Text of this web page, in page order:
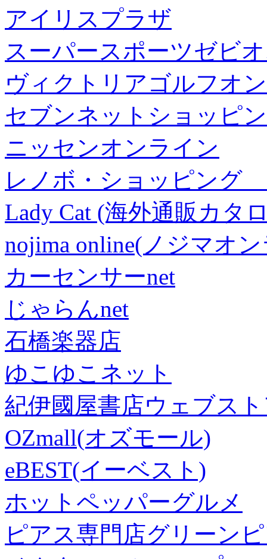
アイリスプラザ
スーパースポーツゼビ
ヴィクトリアゴルフオ
セブンネットショッピ
ニッセンオンライン
レノボ・ショッピング
Lady Cat (海外通販カタ
nojima online(ノジマオ
カーセンサーnet
じゃらんnet
石橋楽器店
ゆこゆこネット
紀伊國屋書店ウェブス
OZmall(オズモール)
eBEST(イーベスト)
ホットペッパーグルメ
ピアス専門店グリーン